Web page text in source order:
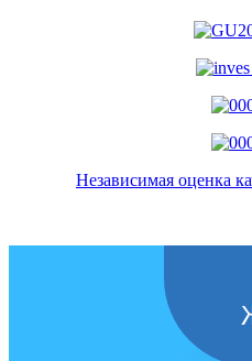
Независимая оценка